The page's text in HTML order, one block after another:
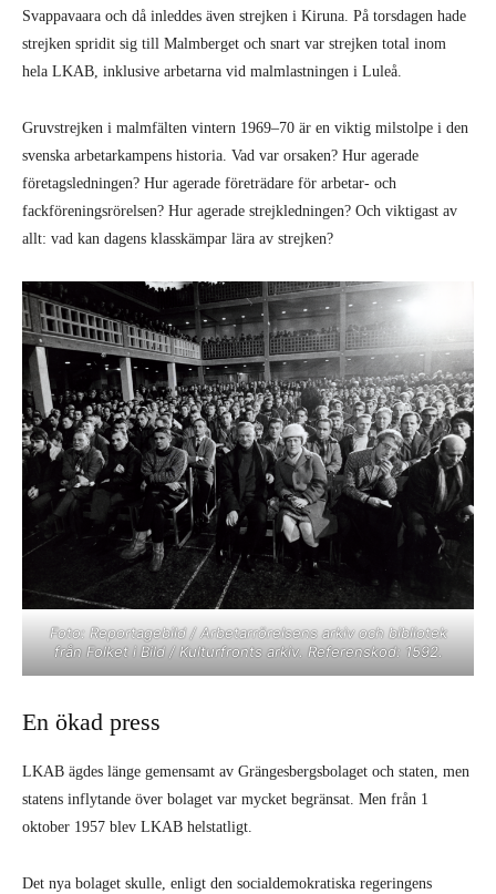
Svappavaara och då inleddes även strejken i Kiruna. På torsdagen hade
strejken spridit sig till Malmberget och snart var strejken total inom
hela LKAB, inklusive arbetarna vid malmlastningen i Luleå.
Gruvstrejken i malmfälten vintern 1969–70 är en viktig milstolpe i den
svenska arbetarkampens historia. Vad var orsaken? Hur agerade
företagsledningen? Hur agerade företrädare för arbetar- och
fackföreningsrörelsen? Hur agerade strejk­ledningen? Och viktigast av
allt: vad kan dagens klasskämpar lära av strejken?
Foto: Reportagebild / Arbetarrörelsens arkiv och bibliotek
från Folket i Bild / Kulturfronts arkiv. Referenskod: 1592.
En ökad press
LKAB ägdes länge gemensamt av Gräng­esbergsbolaget och staten, men
statens inflytande över bolaget var mycket begrän­sat. Men från 1
oktober 1957 blev LKAB helstatligt.
Det nya bolaget skulle, enligt den social­demokratiska regeringens